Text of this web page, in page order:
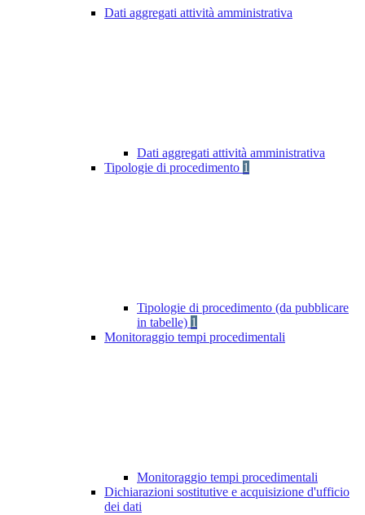
Dati aggregati attività amministrativa
Dati aggregati attività amministrativa
Tipologie di procedimento 1
Tipologie di procedimento (da pubblicare
in tabelle) 1
Monitoraggio tempi procedimentali
Monitoraggio tempi procedimentali
Dichiarazioni sostitutive e acquisizione d'ufficio
dei dati